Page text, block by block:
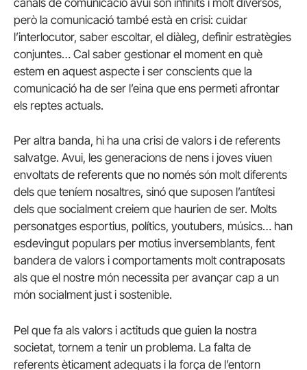
canals de comunicació avui són infinits i molt diversos,
però la comunicació també està en crisi: cuidar
l’interlocutor, saber escoltar, el diàleg, definir estratègies
conjuntes… Cal saber gestionar el moment en què
estem en aquest aspecte i ser conscients que la
comunicació ha de ser l’eina que ens permeti afrontar
els reptes actuals.
Per altra banda, hi ha una crisi de valors i de referents
salvatge. Avui, les generacions de nens i joves viuen
envoltats de referents que no només són molt diferents
dels que teníem nosaltres, sinó que suposen l’antítesi
dels que socialment creiem que haurien de ser. Molts
personatges esportius, polítics, youtubers, músics… han
esdevingut populars per motius inversemblants, fent
bandera de valors i comportaments molt contraposats
als que el nostre món necessita per avançar cap a un
món socialment just i sostenible.
Pel que fa als valors i actituds que guien la nostra
societat, tornem a tenir un problema. La falta de
referents èticament adequats i la força de l’entorn